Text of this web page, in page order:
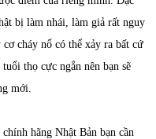
bị làm nhái, làm giả rất nguy
cháy nổ có thể xảy ra bất cứ
thọ cực ngắn nên bạn sẽ
mới.
hãng Nhật Bản bạn cần